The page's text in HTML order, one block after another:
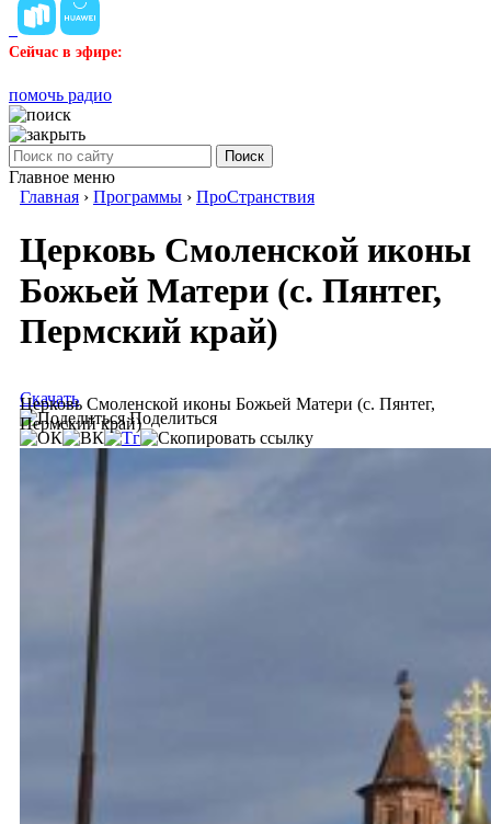
Сейчас в эфире:
помочь радио
Поиск
Главное меню
Главная › Программы › ПроСтранствия
Церковь Смоленской иконы
Божьей Матери (с. Пянтег,
Пермский край)
Церковь Смоленской иконы Божьей Матери (с. Пянтег,
Пермский край)
Скачать
Поделиться